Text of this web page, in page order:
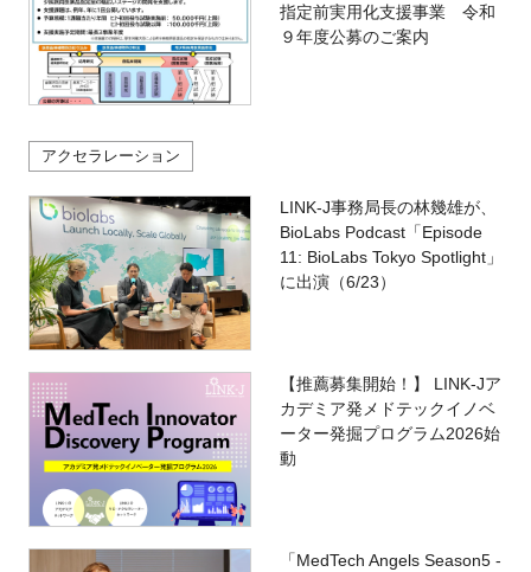
指定前実用化支援事業 令和
９年度公募のご案内
アクセラレーション
LINK-J事務局長の林幾雄が、
BioLabs Podcast「Episode
11: BioLabs Tokyo Spotlight」
に出演（6/23）
【推薦募集開始！】 LINK-Jア
カデミア発メドテックイノベ
ーター発掘プログラム2026始
動
「MedTech Angels Season5 -